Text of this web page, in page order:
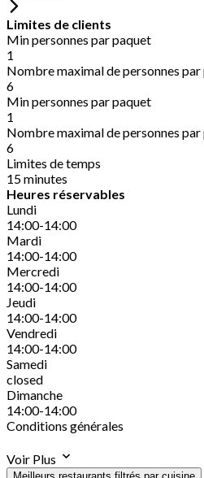
Limites de clients
Min personnes par paquet
1
Nombre maximal de personnes
6
Min personnes par paquet
1
Nombre maximal de personnes
6
Limites de temps
15 minutes
Heures réservables
Lundi
14:00-14:00
Mardi
14:00-14:00
Mercredi
14:00-14:00
Jeudi
14:00-14:00
Vendredi
14:00-14:00
Samedi
closed
Dimanche
14:00-14:00
Conditions générales
Voir Plus